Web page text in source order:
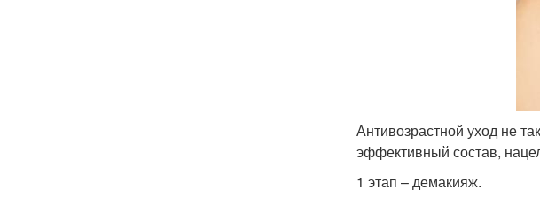
Антивозрастной уход не
эффективный состав,
1 этап – демакияж.